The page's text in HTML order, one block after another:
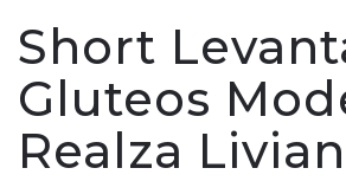
Short
Gluteos
Realza